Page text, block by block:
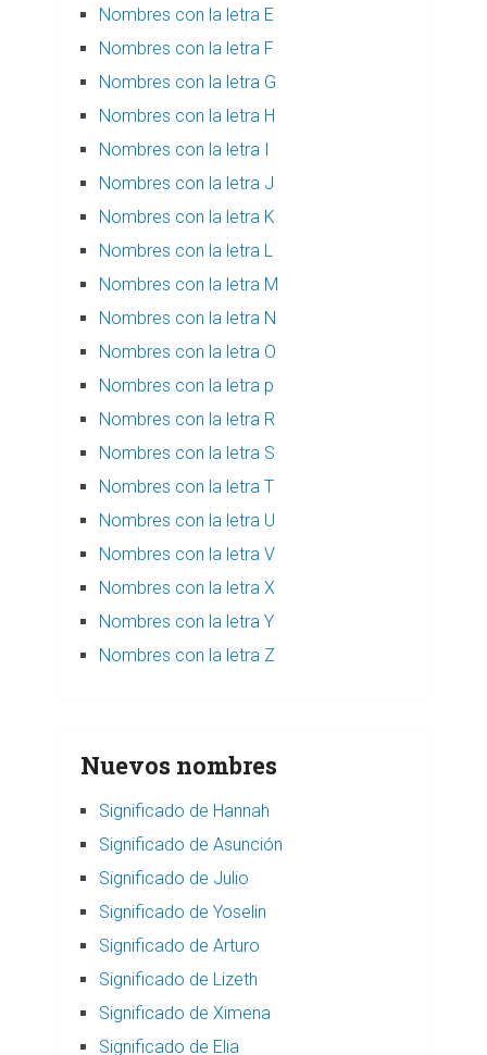
Nombres con la letra E
Nombres con la letra F
Nombres con la letra G
Nombres con la letra H
Nombres con la letra I
Nombres con la letra J
Nombres con la letra K
Nombres con la letra L
Nombres con la letra M
Nombres con la letra N
Nombres con la letra O
Nombres con la letra p
Nombres con la letra R
Nombres con la letra S
Nombres con la letra T
Nombres con la letra U
Nombres con la letra V
Nombres con la letra X
Nombres con la letra Y
Nombres con la letra Z
Nuevos nombres
Significado de Hannah
Significado de Asunción
Significado de Julio
Significado de Yoselin
Significado de Arturo
Significado de Lizeth
Significado de Ximena
Significado de Elia